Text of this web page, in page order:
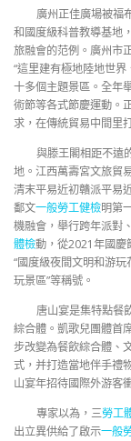
廣州正佳廣場被福
和國度級科普教導基地
旅融會的范例。廣州市
“這里建有極地陸地世
十多個主題景區。全年
術節等各式節慶運動。
求，在傳統貿易中間里
與滕王閣相距不遠
地。江西萬壽宮文旅貿
清末平易近初贛派平易
鄱文一般勞工健檢明第
機融會，舉行跨年派對
體檢動，從2021年國慶
“國度級夜間文明和游玩
玩景區”等稱號。
唐山宴是集特點餐
綜合體。凱歌兒團體首
步改變為餐飲綜合體、
式，并打造當地伴手禮
山宴年招待國際外游客
專家以為，三勞工
出立異供給了啟示一般